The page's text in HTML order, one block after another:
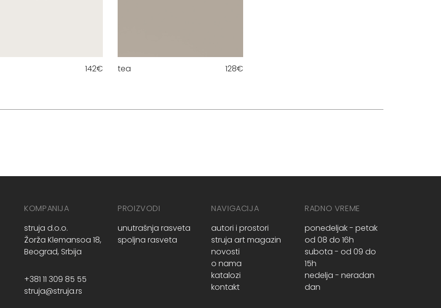
142€ tea 128€
KOMPANIJA
struja d.o.o.
Žorža Klemansoa 18,
Beograd, Srbija
+381 11 309 85 55
struja@struja.rs
PROIZVODI
unutrašnja rasveta
spoljna rasveta
NAVIGACIJA
autori i prostori
struja art magazin
novosti
o nama
katalozi
kontakt
RADNO VREME
ponedeljak - petak
od 08 do 16h
subota - od 09 do
15h
nedelja - neradan
dan